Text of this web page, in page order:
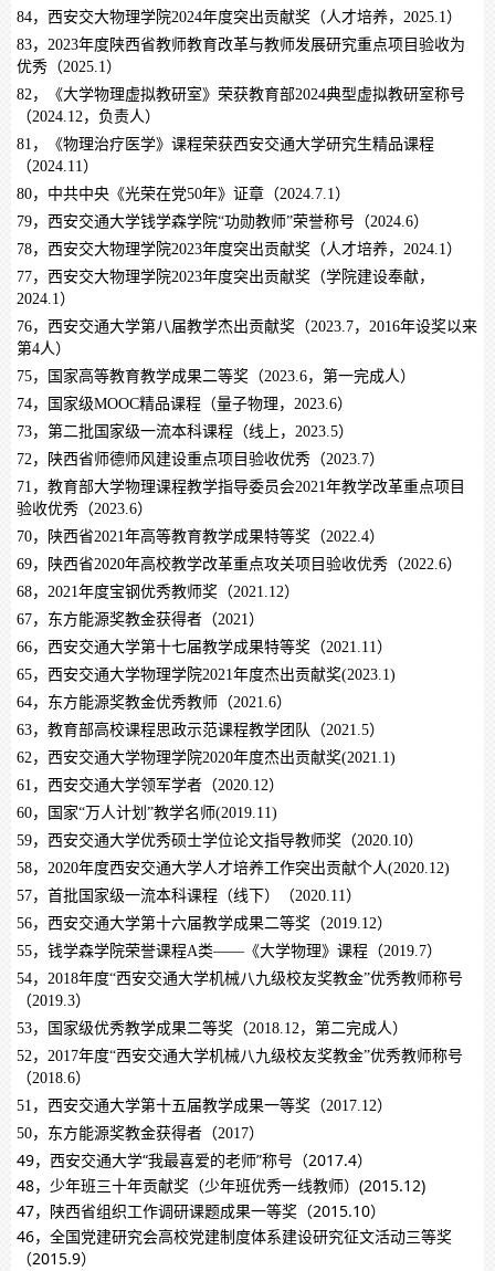
84，西安交大物理学院2024年度突出贡献奖（人才培养，2025.1）
83，2023年度陕西省教师教育改革与教师发展研究重点项目验收为
优秀（2025.1）
82，《大学物理虚拟教研室》荣获教育部2024典型虚拟教研室称号
（2024.12，负责人）
81，《物理治疗医学》课程荣获西安交通大学研究生精品课程
（2024.11）
80，中共中央《光荣在党50年》证章（2024.7.1）
79，西安交通大学钱学森学院“功勋教师”荣誉称号（2024.6）
78，西安交大物理学院2023年度突出贡献奖（人才培养，2024.1）
77，西安交大物理学院2023年度突出贡献奖（学院建设奉献，
2024.1）
76，西安交通大学第八届教学杰出贡献奖（2023.7，2016年设奖以来
第4人）
75，国家高等教育教学成果二等奖（2023.6，第一完成人）
74，国家级MOOC精品课程（量子物理，2023.6）
73，第二批国家级一流本科课程（线上，2023.5）
72，陕西省师德师风建设重点项目验收优秀（2023.7）
71，教育部大学物理课程教学指导委员会2021年教学改革重点项目
验收优秀（2023.6）
70，陕西省2021年高等教育教学成果特等奖（2022.4）
69，陕西省2020年高校教学改革重点攻关项目验收优秀（2022.6）
68，2021年度宝钢优秀教师奖（2021.12）
67，东方能源奖教金获得者（2021）
66，西安交通大学第十七届教学成果特等奖（2021.11）
65，西安交通大学物理学院2021年度杰出贡献奖(2023.1)
64，东方能源奖教金优秀教师（2021.6）
63，教育部高校课程思政示范课程教学团队（2021.5）
62，西安交通大学物理学院2020年度杰出贡献奖(2021.1)
61，西安交通大学领军学者（2020.12）
60，国家“万人计划”教学名师(2019.11)
59，西安交通大学优秀硕士学位论文指导教师奖（2020.10）
58，2020年度西安交通大学人才培养工作突出贡献个人(2020.12)
57，首批国家级一流本科课程（线下）（2020.11）
56，西安交通大学第十六届教学成果二等奖（2019.12）
55，钱学森学院荣誉课程A类——《大学物理》课程（2019.7）
54，2018年度“西安交通大学机械八九级校友奖教金”优秀教师称号
（2019.3）
53，国家级优秀教学成果二等奖（2018.12，第二完成人）
52，2017年度“西安交通大学机械八九级校友奖教金”优秀教师称号
（2018.6）
51，西安交通大学第十五届教学成果一等奖（2017.12）
50，东方能源奖教金获得者（2017）
49，西安交通大学“我最喜爱的老师”称号（2017.4）
48，少年班三十年贡献奖（少年班优秀一线教师）(2015.12)
47，陕西省组织工作调研课题成果一等奖（2015.10）
46，全国党建研究会高校党建制度体系建设研究征文活动三等奖
（2015.9）